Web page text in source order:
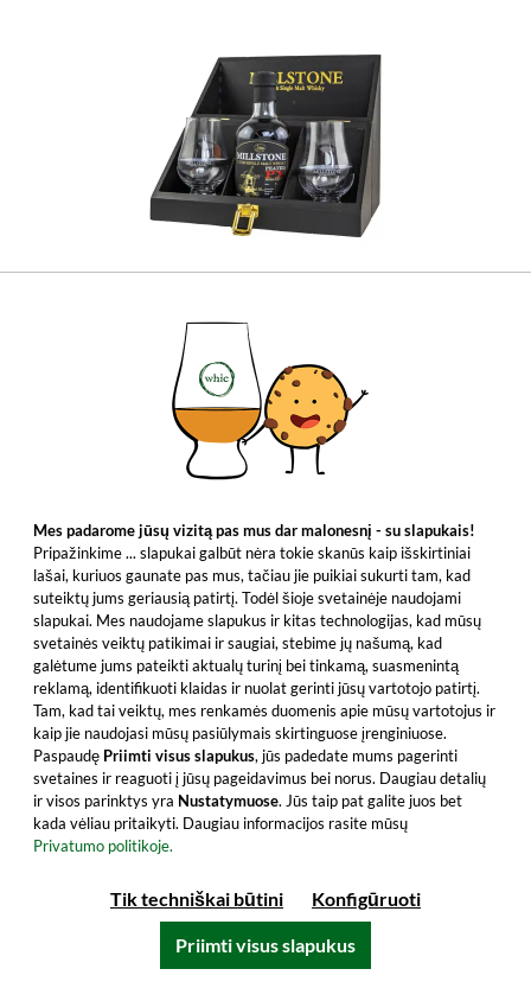
2 glasses (350ml)
Galingas dūmas ir vaisiniai šereso aromatai
nuostabiame degustacijos rinkinyje. Dabar
dovanokite arba patys paragaukite!
Turinys: 0.35 Litras (148,54 €/Litras)
įskaitant PVM, be siuntimo išlaidų
Į krepšelį
Visi produkto bruožai
Mes padarome jūsų vizitą pas mus dar malonesnį - su slapukais!
Pripažinkime ... slapukai galbūt nėra tokie skanūs kaip išskirtiniai
lašai, kuriuos gaunate pas mus, tačiau jie puikiai sukurti tam, kad
suteiktų jums geriausią patirtį. Todėl šioje svetainėje naudojami
slapukai. Mes naudojame slapukus ir kitas technologijas, kad mūsų
svetainės veiktų patikimai ir saugiai, stebime jų našumą, kad
galėtume jums pateikti aktualų turinį bei tinkamą, suasmenintą
reklamą, identifikuoti klaidas ir nuolat gerinti jūsų vartotojo patirtį.
Tam, kad tai veiktų, mes renkamės duomenis apie mūsų vartotojus ir
kaip jie naudojasi mūsų pasiūlymais skirtinguose įrenginiuose.
Paspaudę Priimti visus slapukus, jūs padedate mums pagerinti
svetaines ir reaguoti į jūsų pageidavimus bei norus. Daugiau detalių
ir visos parinktys yra Nustatymuose. Jūs taip pat galite juos bet
kada vėliau pritaikyti. Daugiau informacijos rasite mūsų
Privatumo politikoje.
Tik techniškai būtini Konfigūruoti
Priimti visus slapukus